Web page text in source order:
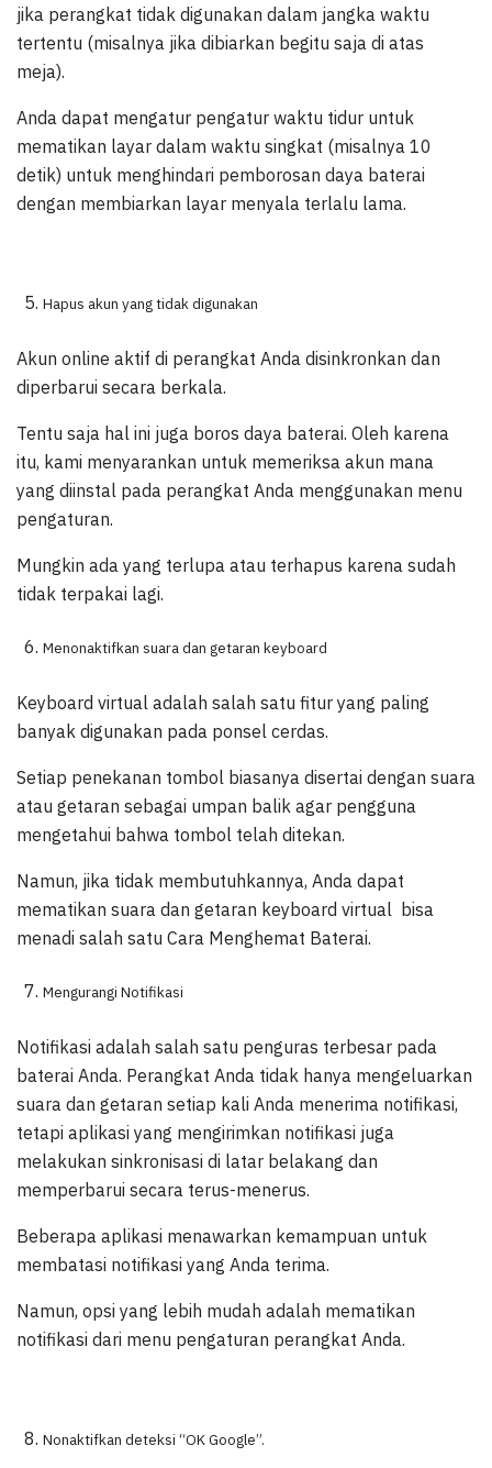
jika perangkat tidak digunakan dalam jangka waktu
tertentu (misalnya jika dibiarkan begitu saja di atas
meja).
Anda dapat mengatur pengatur waktu tidur untuk
mematikan layar dalam waktu singkat (misalnya 10
detik) untuk menghindari pemborosan daya baterai
dengan membiarkan layar menyala terlalu lama.
Hapus akun yang tidak digunakan
Akun online aktif di perangkat Anda disinkronkan dan
diperbarui secara berkala.
Tentu saja hal ini juga boros daya baterai. Oleh karena
itu, kami menyarankan untuk memeriksa akun mana
yang diinstal pada perangkat Anda menggunakan menu
pengaturan.
Mungkin ada yang terlupa atau terhapus karena sudah
tidak terpakai lagi.
Menonaktifkan suara dan getaran keyboard
Keyboard virtual adalah salah satu fitur yang paling
banyak digunakan pada ponsel cerdas.
Setiap penekanan tombol biasanya disertai dengan suara
atau getaran sebagai umpan balik agar pengguna
mengetahui bahwa tombol telah ditekan.
Namun, jika tidak membutuhkannya, Anda dapat
mematikan suara dan getaran keyboard virtual bisa
menadi salah satu Cara Menghemat Baterai.
Mengurangi Notifikasi
Notifikasi adalah salah satu penguras terbesar pada
baterai Anda. Perangkat Anda tidak hanya mengeluarkan
suara dan getaran setiap kali Anda menerima notifikasi,
tetapi aplikasi yang mengirimkan notifikasi juga
melakukan sinkronisasi di latar belakang dan
memperbarui secara terus-menerus.
Beberapa aplikasi menawarkan kemampuan untuk
membatasi notifikasi yang Anda terima.
Namun, opsi yang lebih mudah adalah mematikan
notifikasi dari menu pengaturan perangkat Anda.
Nonaktifkan deteksi “OK Google”.